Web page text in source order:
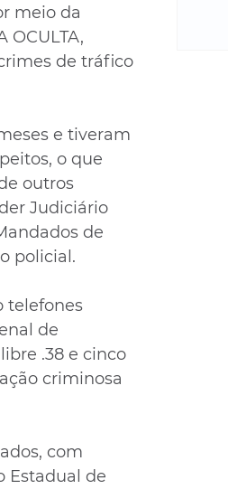
meio da
OCULTA,
de tráfico
e tiveram
o que
outros
Judiciário
de
policial.
telefones
de
.38 e cinco
criminosa
com
Estadual de